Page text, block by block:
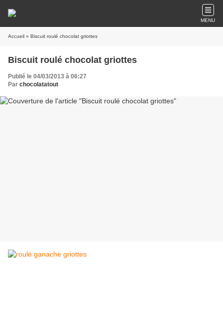
MENU
Accueil » Biscuit roulé chocolat griottes
Biscuit roulé chocolat griottes
Publié le 04/03/2013 à 06:27
Par chocolatatout